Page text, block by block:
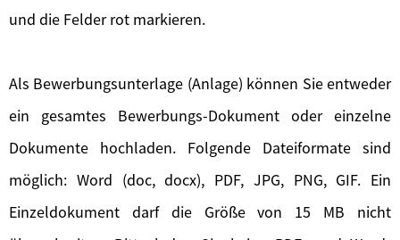
und die Felder rot markieren.
Als Bewerbungsunterlage (Anlage) können Sie entweder
ein gesamtes Bewerbungs-Dokument oder einzelne
Dokumente hochladen. Folgende Dateiformate sind
möglich: Word (doc, docx), PDF, JPG, PNG, GIF. Ein
Einzeldokument darf die Größe von 15 MB nicht